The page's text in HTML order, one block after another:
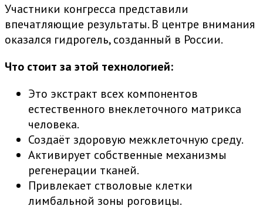
Участники конгресса представили
впечатляющие результаты. В центре внимания
оказался гидрогель, созданный в России.
Что стоит за этой технологией:
Это экстракт всех компонентов
естественного внеклеточного матрикса
человека.
Создаёт здоровую межклеточную среду.
Активирует собственные механизмы
регенерации тканей.
Привлекает стволовые клетки
лимбальной зоны роговицы.